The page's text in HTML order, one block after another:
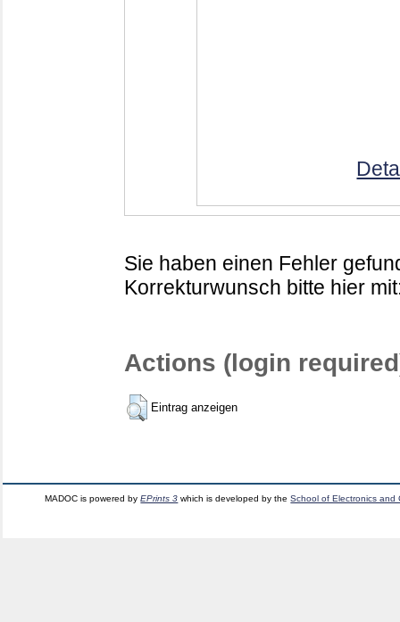
Sie haben einen Fehler
Korrekturwunsch bitte hier
Actions (login
Eintrag anzeigen
MADOC is powered byEPrints 3 which is developed by theSchool of Electronics and